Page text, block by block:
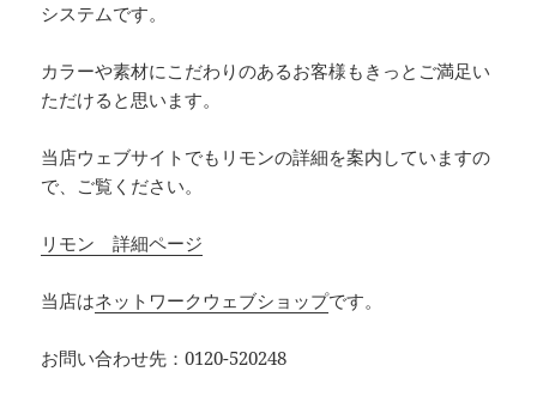
システムです。
カラーや素材にこだわりのあるお客様もきっとご満足い
ただけると思います。
当店ウェブサイトでもリモンの詳細を案内していますの
で、ご覧ください。
リモン 詳細ページ
当店はネットワークウェブショップです。
お問い合わせ先：0120-520248